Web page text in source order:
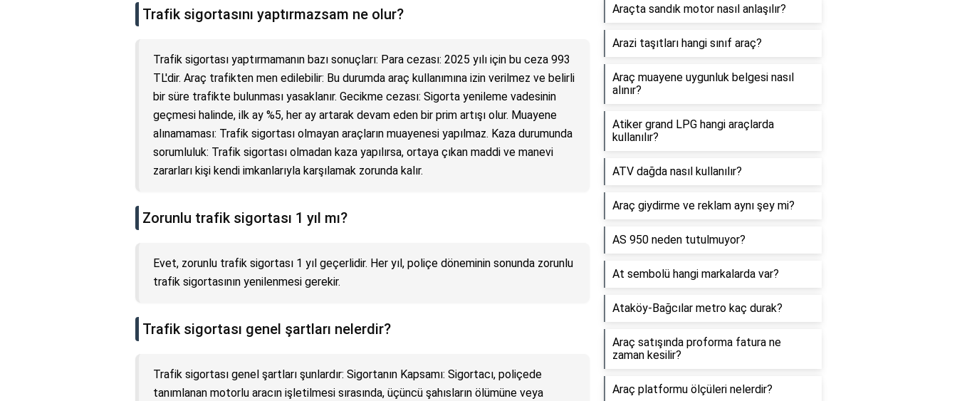
Trafik sigortasını yaptırmazsam ne olur?
Trafik sigortası yaptırmamanın bazı sonuçları: Para cezası: 2025 yılı için bu ceza 993
TL'dir. Araç trafikten men edilebilir: Bu durumda araç kullanımına izin verilmez ve belirli
bir süre trafikte bulunması yasaklanır. Gecikme cezası: Sigorta yenileme vadesinin
geçmesi halinde, ilk ay %5, her ay artarak devam eden bir prim artışı olur. Muayene
alınamaması: Trafik sigortası olmayan araçların muayenesi yapılmaz. Kaza durumunda
sorumluluk: Trafik sigortası olmadan kaza yapılırsa, ortaya çıkan maddi ve manevi
zararları kişi kendi imkanlarıyla karşılamak zorunda kalır.
Zorunlu trafik sigortası 1 yıl mı?
Evet, zorunlu trafik sigortası 1 yıl geçerlidir. Her yıl, poliçe döneminin sonunda zorunlu
trafik sigortasının yenilenmesi gerekir.
Trafik sigortası genel şartları nelerdir?
Trafik sigortası genel şartları şunlardır: Sigortanın Kapsamı: Sigortacı, poliçede
tanımlanan motorlu aracın işletilmesi sırasında, üçüncü şahısların ölümüne veya
Araçta sandık motor nasıl anlaşılır?
Arazi taşıtları hangi sınıf araç?
Araç muayene uygunluk belgesi nasıl
alınır?
Atiker grand LPG hangi araçlarda
kullanılır?
ATV dağda nasıl kullanılır?
Araç giydirme ve reklam aynı şey mi?
AS 950 neden tutulmuyor?
At sembolü hangi markalarda var?
Ataköy-Bağcılar metro kaç durak?
Araç satışında proforma fatura ne
zaman kesilir?
Araç platformu ölçüleri nelerdir?